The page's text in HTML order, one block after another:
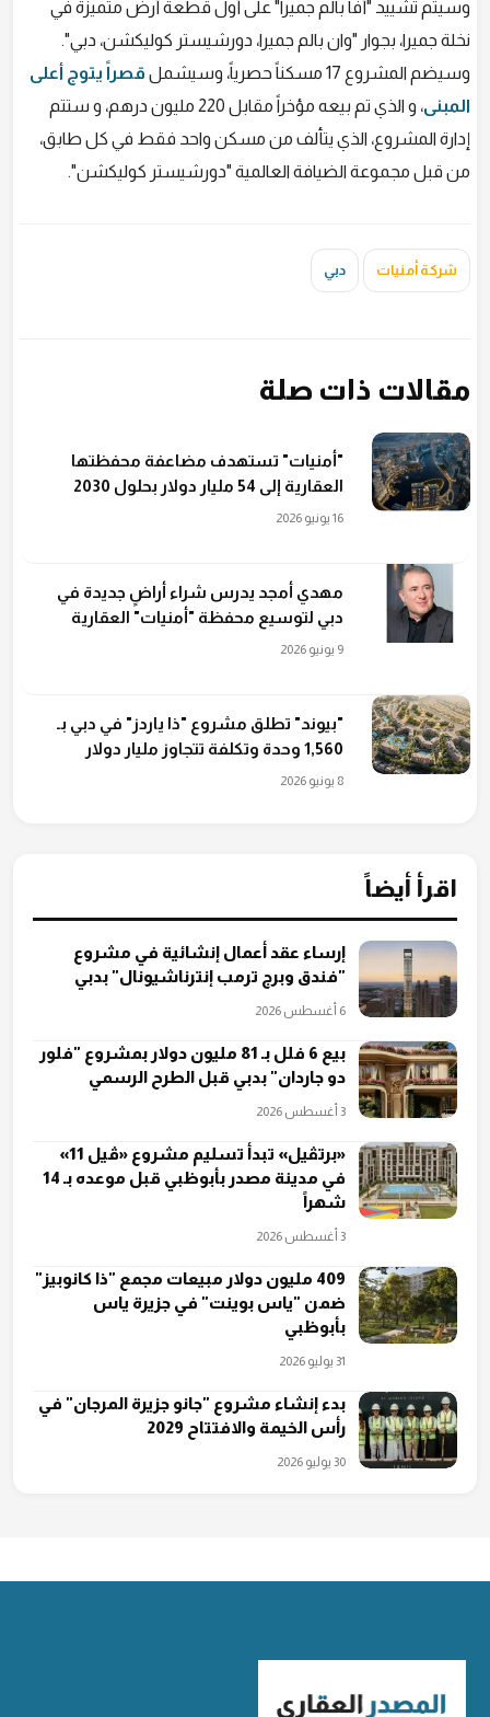
وسيتم تشييد "أفا بالم جميرا" على أول قطعة أرض متميزة في
نخلة جميرا، بجوار "وان بالم جميرا، دورشيستر كوليكشن، دبي".
وسيضم المشروع 17 مسكناً حصرياً، وسيشمل
قصراً يتوج أعلى
المبنى
، و الذي تم بيعه مؤخراً مقابل 220 مليون درهم، و ستتم
إدارة المشروع، الذي يتألف من مسكن واحد فقط في كل طابق،
من قبل مجموعة الضيافة العالمية "دورشيستر كوليكشن".
شركة أمنيات دبي
مقالات ذات صلة
"أمنيات" تستهدف مضاعفة محفظتها
العقارية إلى 54 مليار دولار بحلول 2030
16 يونيو 2026
مهدي أمجد يدرس شراء أراضٍ جديدة في
دبي لتوسيع محفظة "أمنيات" العقارية
9 يونيو 2026
"بيوند" تطلق مشروع "ذا ياردز" في دبي بـ
1,560 وحدة وتكلفة تتجاوز مليار دولار
8 يونيو 2026
اقرأ أيضاً
إرساء عقد أعمال إنشائية في مشروع
"فندق وبرج ترمب إنترناشيونال" بدبي
6 أغسطس 2026
بيع 6 فلل بـ 81 مليون دولار بمشروع "فلور
دو جاردان" بدبي قبل الطرح الرسمي
3 أغسطس 2026
«برتڤيل» تبدأ تسليم مشروع «ڤيل 11»
في مدينة مصدر بأبوظبي قبل موعده بـ 14
شهراً
3 أغسطس 2026
409 مليون دولار مبيعات مجمع "ذا كانوبيز"
ضمن "ياس بوينت" في جزيرة ياس
بأبوظبي
31 يوليو 2026
بدء إنشاء مشروع "جانو جزيرة المرجان" في
رأس الخيمة والافتتاح 2029
30 يوليو 2026